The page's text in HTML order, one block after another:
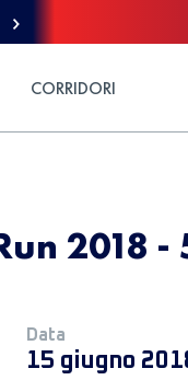
CORRIDORI
2018 -
Data
15 giugno